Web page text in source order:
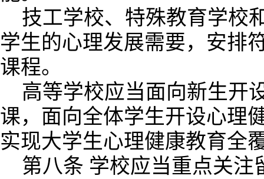
技工学校、特殊教育学校
学生的心理发展需要，安排
课程。
高等学校应当面向新生开
课，面向全体学生开设心理
实现大学生心理健康教育全
第八条 学校应当重点关